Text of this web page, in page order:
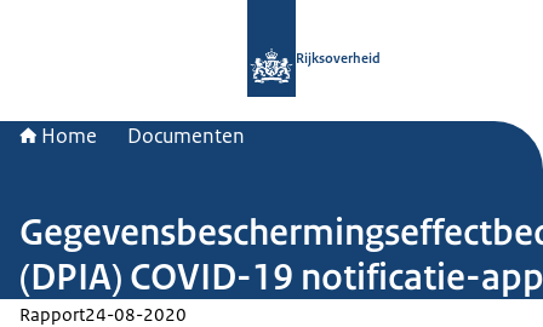
Rijksoverheid
Home Documenten
(DPIA) COVID-19 notificatie-app
Rapport24-08-2020